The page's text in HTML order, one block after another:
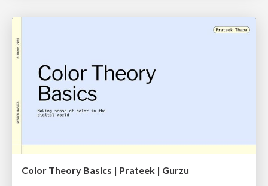
Color Theory Basics | Prateek | Gurzu